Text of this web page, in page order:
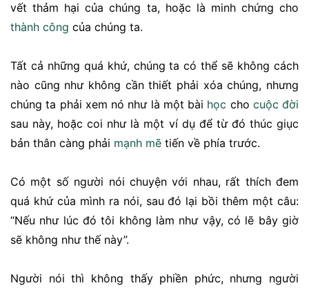
vết thảm hại của chúng ta, hoặc là minh chứng cho
thành công của chúng ta.
Tất cả những quá khứ, chúng ta có thể sẽ không cách
nào cũng như không cần thiết phải xóa chúng, nhưng
chúng ta phải xem nó như là một bài học cho cuộc đời
sau này, hoặc coi như là một ví dụ để từ đó thúc giục
bản thân càng phải mạnh mẽ tiến về phía trước.
Có một số người nói chuyện với nhau, rất thích đem
quá khứ của mình ra nói, sau đó lại bồi thêm một câu:
“Nếu như lúc đó tôi không làm như vậy, có lẽ bây giờ
sẽ không như thế này”.
Người nói thì không thấy phiền phức, nhưng người